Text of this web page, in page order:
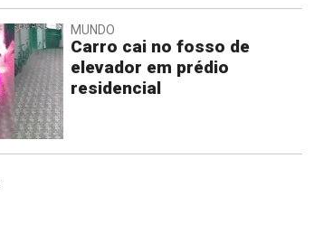
MUNDO
Carro cai no fosso de
elevador em prédio
residencial